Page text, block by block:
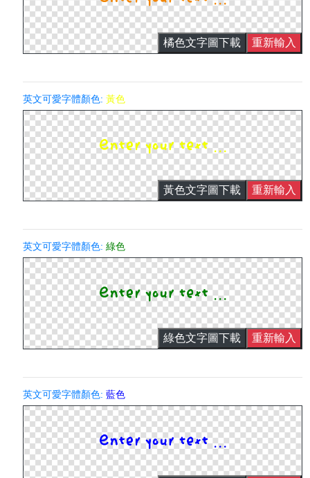
橘色文字圖下載 重新輸入
英文可愛字體顏色:黃色
黃色文字圖下載 重新輸入
英文可愛字體顏色:綠色
綠色文字圖下載 重新輸入
英文可愛字體顏色:藍色